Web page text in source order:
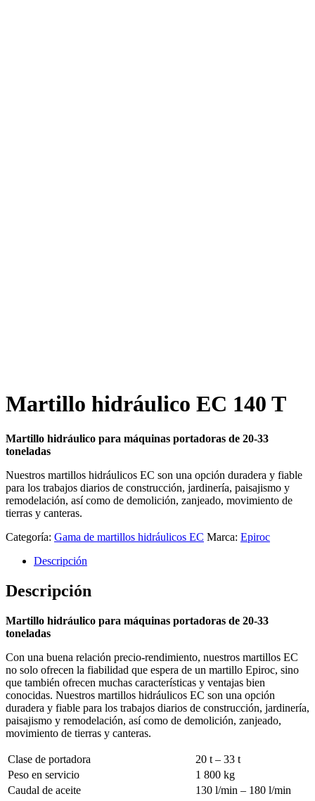
Martillo hidráulico EC 140 T
Martillo hidráulico para máquinas portadoras de 20-33
toneladas
Nuestros martillos hidráulicos EC son una opción duradera y fiable
para los trabajos diarios de construcción, jardinería, paisajismo y
remodelación, así como de demolición, zanjeado, movimiento de
tierras y canteras.
Categoría: Gama de martillos hidráulicos EC Marca: Epiroc
Descripción
Descripción
Martillo hidráulico para máquinas portadoras de 20-33
toneladas
Con una buena relación precio-rendimiento, nuestros martillos EC
no solo ofrecen la fiabilidad que espera de un martillo Epiroc, sino
que también ofrecen muchas características y ventajas bien
conocidas. Nuestros martillos hidráulicos EC son una opción
duradera y fiable para los trabajos diarios de construcción, jardinería,
paisajismo y remodelación, así como de demolición, zanjeado,
movimiento de tierras y canteras.
Clase de portadora
20 t – 33 t
Peso en servicio
1 800 kg
Caudal de aceite
130 l/min – 180 l/min